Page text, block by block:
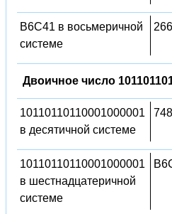
B6C41 в восьмеричной
системе
Двоичное число
10110110110001000001
в десятичной системе
10110110110001000001
в шестнадцатеричной
системе